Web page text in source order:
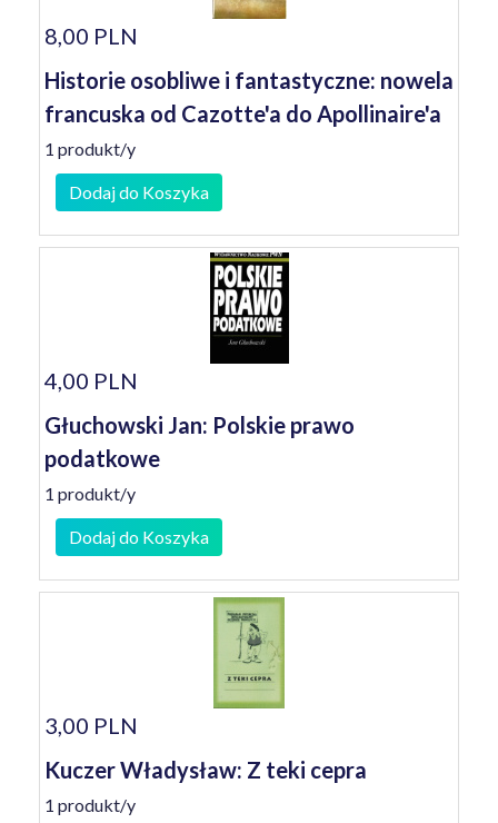
8,00 PLN
Historie osobliwe i fantastyczne: nowela
francuska od Cazotte'a do Apollinaire'a
1 produkt/y
Dodaj do Koszyka
4,00 PLN
Głuchowski Jan: Polskie prawo
podatkowe
1 produkt/y
Dodaj do Koszyka
3,00 PLN
Kuczer Władysław: Z teki cepra
1 produkt/y